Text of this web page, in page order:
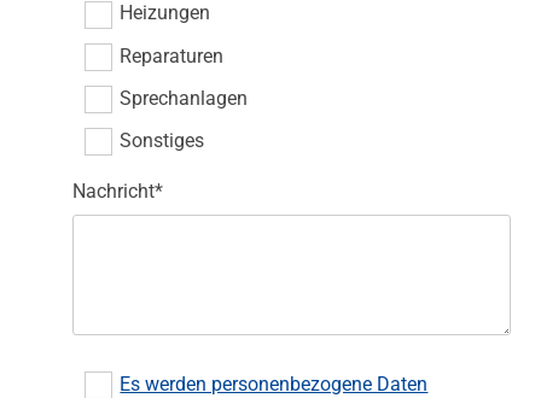
Heizungen
Reparaturen
Sprechanlagen
Sonstiges
Nachricht*
Es werden personenbezogene Daten